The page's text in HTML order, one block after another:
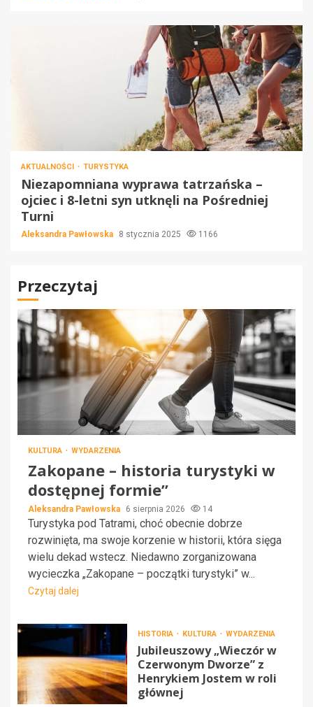
AKTUALNOŚCI TURYSTYKA
Niezapomniana wyprawa tatrzańska –
ojciec i 8-letni syn utknęli na Pośredniej
Turni
Aleksandra Pawłowska 8 stycznia 2025 1166
Przeczytaj
KULTURA WYDARZENIA
Zakopane – historia turystyki w
dostępnej formie”
Aleksandra Pawłowska 6 sierpnia 2026 14
Turystyka pod Tatrami, choć obecnie dobrze
rozwinięta, ma swoje korzenie w historii, która sięga
wielu dekad wstecz. Niedawno zorganizowana
wycieczka „Zakopane – początki turystyki” w...
Czytaj dalej
HISTORIA KULTURA WYDARZENIA
Jubileuszowy „Wieczór w
Czerwonym Dworze” z
Henrykiem Jostem w roli
głównej